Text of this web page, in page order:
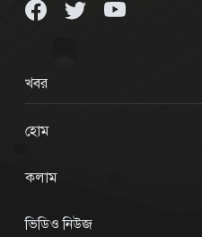
খবর
হোম
কলাম
ভিডিও নিউজ